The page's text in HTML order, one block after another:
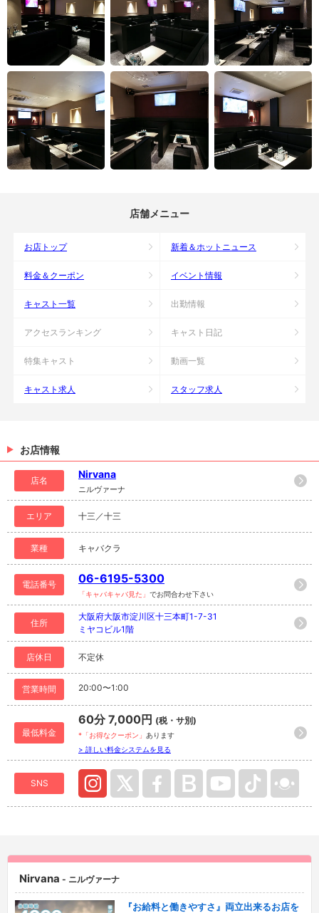
店舗メニュー
お店トップ 新着＆ホットニュース
料金＆クーポン イベント情報
キャスト一覧 出勤情報
アクセスランキング キャスト日記
特集キャスト 動画一覧
キャスト求人 スタッフ求人
お店情報
店名
Nirvana
ニルヴァーナ
エリア 十三／十三
業種 キャバクラ
電話番号 06-6195-5300
「キャバキャバ見た」 でお問合わせ下さい
住所
大阪府大阪市淀川区十三本町1-7-31
ミヤコビル1階
店休日 不定休
営業時間 20:00〜1:00
最低料金
60分 7,000円 (税・サ別)
*「お得なクーポン」 あります
> 詳しい料金システムを見る
SNS
Nirvana - ニルヴァーナ
『お給料と働きやすさ』両立出来るお店を